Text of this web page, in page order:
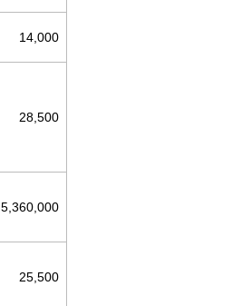
14,000
28,500
5,360,000
25,500